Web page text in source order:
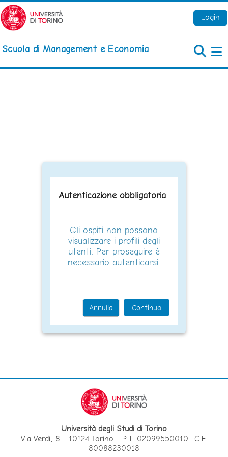
Vai al contenuto principale
Login
Scuola di Management e Economia
Autenticazione obbligatoria
Gli ospiti non possono
visualizzare i profili degli
utenti. Per proseguire è
necessario autenticarsi.
Annulla Continua
Università degli Studi di Torino
Via Verdi, 8 - 10124 Torino - P.I. 02099550010- C.F.
80088230018